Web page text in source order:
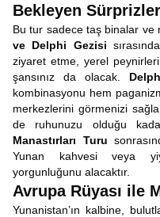
Bekleyen
Bu tur sadece taş binalar ve
ve Delphi Gezisi
ziyaret etme, yerel
şansınız da olacak.
kombinasyonu hem
merkezlerini görmenizi
de ruhunuzu olduğu
Manastırları Turu
Yunan kahvesi veya
yorgunluğunu alacaktır.
Avrupa Rüyası ile
Yunanistan’ın kalbine,